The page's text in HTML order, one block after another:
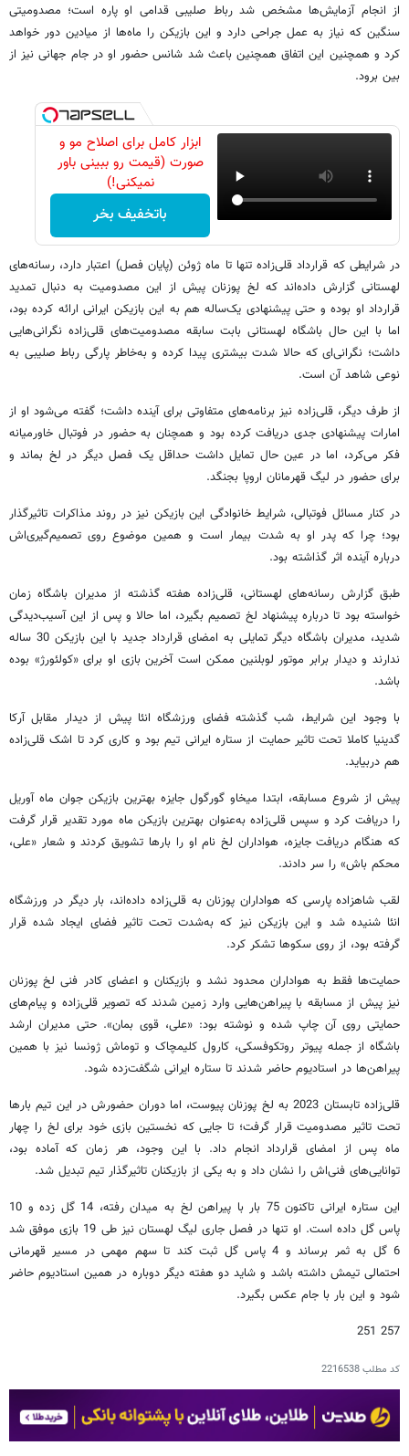
از انجام آزمایش‌ها مشخص شد رباط صلیبی قدامی او پاره است؛ مصدومیتی
سنگین که نیاز به عمل جراحی دارد و این بازیکن را ماه‌ها از میادین دور خواهد
کرد و همچنین این اتفاق همچنین باعث شد شانس حضور او در جام جهانی نیز از
بین برود.
ابزار کامل برای اصلاح مو و
صورت (قیمت رو ببینی باور
نمیکنی!)
باتخفیف بخر
در شرایطی که قرارداد قلی‌زاده تنها تا ماه ژوئن (پایان فصل) اعتبار دارد، رسانه‌های
لهستانی گزارش داده‌اند که لخ پوزنان پیش از این مصدومیت به دنبال تمدید
قرارداد او بوده و حتی پیشنهادی یک‌ساله هم به این بازیکن ایرانی ارائه کرده بود،
اما با این حال باشگاه لهستانی بابت سابقه مصدومیت‌های قلی‌زاده نگرانی‌هایی
داشت؛ نگرانی‌ای که حالا شدت بیشتری پیدا کرده و به‌خاطر پارگی رباط صلیبی به
نوعی شاهد آن است.
از طرف دیگر، قلی‌زاده نیز برنامه‌های متفاوتی برای آینده داشت؛ گفته می‌شود او از
امارات پیشنهادی جدی دریافت کرده بود و همچنان به حضور در فوتبال خاورمیانه
فکر می‌کرد، اما در عین حال تمایل داشت حداقل یک فصل دیگر در لخ بماند و
برای حضور در لیگ قهرمانان اروپا بجنگد.
در کنار مسائل فوتبالی، شرایط خانوادگی این بازیکن نیز در روند مذاکرات تاثیرگذار
بود؛ چرا که پدر او به شدت بیمار است و همین موضوع روی تصمیم‌گیری‌اش
درباره آینده اثر گذاشته بود.
طبق گزارش رسانه‌های لهستانی، قلی‌زاده هفته گذشته از مدیران باشگاه زمان
خواسته بود تا درباره پیشنهاد لخ تصمیم بگیرد، اما حالا و پس از این آسیب‌دیدگی
شدید، مدیران باشگاه دیگر تمایلی به امضای قرارداد جدید با این بازیکن 30 ساله
ندارند و دیدار برابر موتور لوبلنین ممکن است آخرین بازی او برای «کولئورژ» بوده
باشد.
با وجود این شرایط، شب گذشته فضای ورزشگاه انئا پیش از دیدار مقابل آرکا
گدینیا کاملا تحت تاثیر حمایت از ستاره ایرانی تیم بود و کاری کرد تا اشک قلی‌زاده
هم دربیاید.
پیش از شروع مسابقه، ابتدا میخاو گورگول جایزه بهترین بازیکن جوان ماه آوریل
را دریافت کرد و سپس قلی‌زاده به‌عنوان بهترین بازیکن ماه مورد تقدیر قرار گرفت
که هنگام دریافت جایزه، هواداران لخ نام او را بارها تشویق کردند و شعار «علی،
محکم باش» را سر دادند.
لقب شاهزاده پارسی که هواداران پوزنان به قلی‌زاده داده‌اند، بار دیگر در ورزشگاه
انئا شنیده شد و این بازیکن نیز که به‌شدت تحت تاثیر فضای ایجاد شده قرار
گرفته بود، از روی سکوها تشکر کرد.
حمایت‌ها فقط به هواداران محدود نشد و بازیکنان و اعضای کادر فنی لخ پوزنان
نیز پیش از مسابقه با پیراهن‌هایی وارد زمین شدند که تصویر قلی‌زاده و پیام‌های
حمایتی روی آن چاپ شده و نوشته بود: «علی، قوی بمان». حتی مدیران ارشد
باشگاه از جمله پیوتر روتکوفسکی، کارول کلیمچاک و توماش ژونسا نیز با همین
پیراهن‌ها در استادیوم حاضر شدند تا ستاره ایرانی شگفت‌زده شود.
قلی‌زاده تابستان 2023 به لخ پوزنان پیوست، اما دوران حضورش در این تیم بارها
تحت تاثیر مصدومیت قرار گرفت؛ تا جایی که نخستین بازی خود برای لخ را چهار
ماه پس از امضای قرارداد انجام داد. با این وجود، هر زمان که آماده بود،
توانایی‌های فنی‌اش را نشان داد و به یکی از بازیکنان تاثیرگذار تیم تبدیل شد.
این ستاره ایرانی تاکنون 75 بار با پیراهن لخ به میدان رفته، 14 گل زده و 10
پاس گل داده است. او تنها در فصل جاری لیگ لهستان نیز طی 19 بازی موفق شد
6 گل به ثمر برساند و 4 پاس گل ثبت کند تا سهم مهمی در مسیر قهرمانی
احتمالی تیمش داشته باشد و شاید دو هفته دیگر دوباره در همین استادیوم حاضر
شود و این بار با جام عکس بگیرد.
257 251
کد مطلب2216538